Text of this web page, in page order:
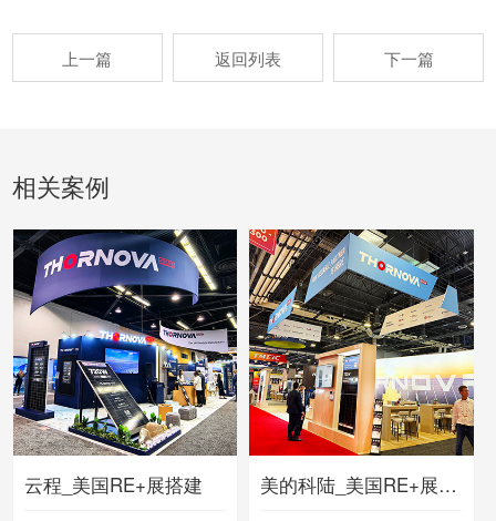
上一篇 返回列表 下一篇
相关案例
云程_美国RE+展搭建 美的科陆_美国RE+展会搭建